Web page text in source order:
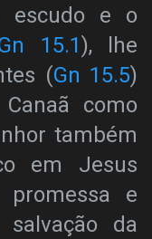
escudo e o
15.1), lhe
(Gn 15.5)
como
também
em Jesus
e
da